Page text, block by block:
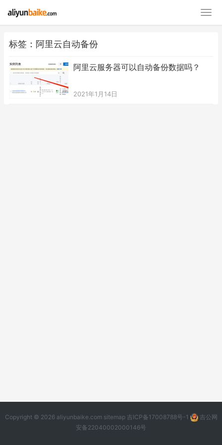
标签：阿里云自动备份
阿里云服务器可以自动备份数据吗？
2021年1月14日
Copyright © 2026 aliyunbaike.com sitemap 吉ICP备17008788号-1
吉公网
安备22040002000146号